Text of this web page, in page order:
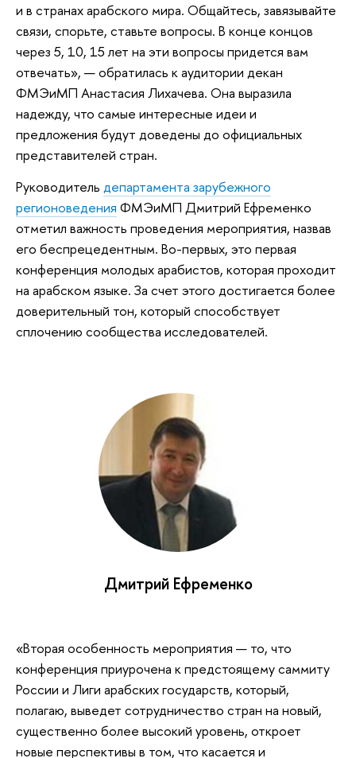
и в странах арабского мира. Общайтесь, завязывайте
связи, спорьте, ставьте вопросы. В конце концов
через 5, 10, 15 лет на эти вопросы придется вам
отвечать», — обратилась к аудитории декан
ФМЭиМП Анастасия Лихачева. Она выразила
надежду, что самые интересные идеи и
предложения будут доведены до официальных
представителей стран.
Руководитель департамента зарубежного
регионоведения ФМЭиМП Дмитрий Ефременко
отметил важность проведения мероприятия, назвав
его беспрецедентным. Во-первых, это первая
конференция молодых арабистов, которая проходит
на арабском языке. За счет этого достигается более
доверительный тон, который способствует
сплочению сообщества исследователей.
Дмитрий Ефременко
«Вторая особенность мероприятия — то, что
конференция приурочена к предстоящему саммиту
России и Лиги арабских государств, который,
полагаю, выведет сотрудничество стран на новый,
существенно более высокий уровень, откроет
новые перспективы в том, что касается и